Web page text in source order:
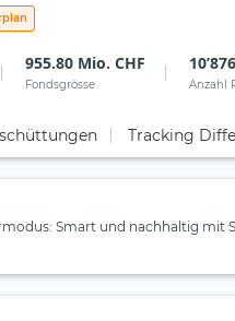
955.80 Mio. CHF
Fondsgrösse
10’876
Anzahl
Tracking
Smart und nachhaltig mit